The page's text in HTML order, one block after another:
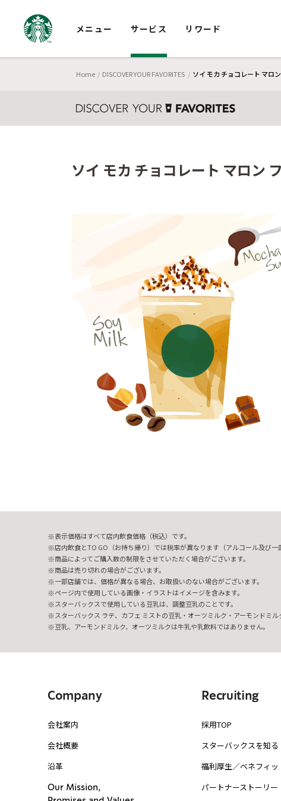
メニュー サービス リワード
Home DISCOVER YOUR FAVORITES ソイ モカ チョコレート マロ
ソイ モカ チョコレート マロン
表示価格はすべて店内飲食価格（税込）です。
店内飲食とTO GO（お持ち帰り）では税率が異なります（アルコール及び一
商品によってご購入数の制限をさせていただく場合がございます。
商品は売り切れの場合がございます。
一部店舗では、価格が異なる場合、お取扱いのない場合がございます。
ページ内で使用している画像・イラストはイメージを含みます。
スターバックスで使用している豆乳は、調整豆乳のことです。
スターバックス ラテ、カフェ ミストの豆乳・オーツミルク・アーモンドミル
豆乳、アーモンドミルク、オーツミルクは牛乳や乳飲料ではありません。
Company
会社案内
会社概要
沿革
Our Mission,
Recruiting
採用TOP
スターバックスを知る
福利厚生／ベネフィッ
パートナーストーリー